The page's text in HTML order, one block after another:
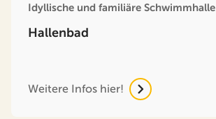
Idyllische und familiäre Schwimmhalle
Hallenbad
Weitere Infos hier!